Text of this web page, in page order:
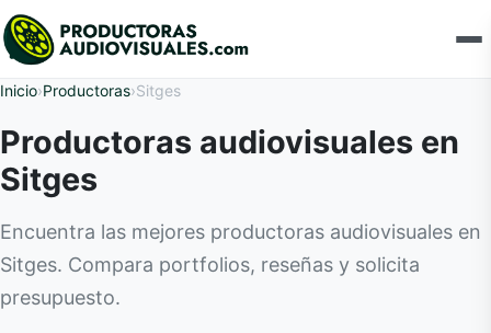
Inicio›Productoras›Sitges
Productoras audiovisuales en
Sitges
Encuentra las mejores productoras audiovisuales en
Sitges. Compara portfolios, reseñas y solicita
presupuesto.